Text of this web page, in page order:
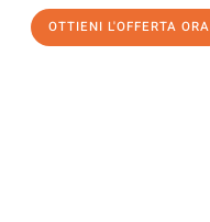
OTTIENI L'OFFERTA ORA